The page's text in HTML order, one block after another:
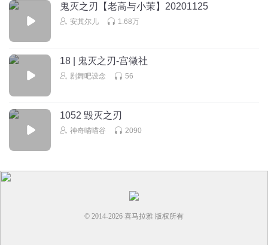
鬼灭之刃【老高与小茉】20201125
安其尔儿 1.68万
18 | 鬼灭之刃-宫徵社
剧舞吧设念 56
1052 毁灭之刃
神奇喵喵谷 2090
© 2014-2026 喜马拉雅 版权所有